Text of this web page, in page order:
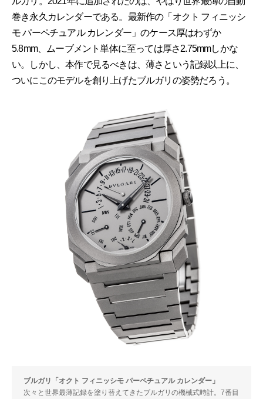
巻き永久カレンダーである。最新作の「オクト フィニッシ
モ パーペチュアル カレンダー」のケース厚はわずか
5.8mm、ムーブメント単体に至っては厚さ2.75mmしかな
い。しかし、本作で見るべきは、薄さという記録以上に、
ついにこのモデルを創り上げたブルガリの姿勢だろう。
ブルガリ「オクト フィニッシモ パーペチュアル カレンダー」
次々と世界最薄記録を塗り替えてきたブルガリの機械式時計。7番目